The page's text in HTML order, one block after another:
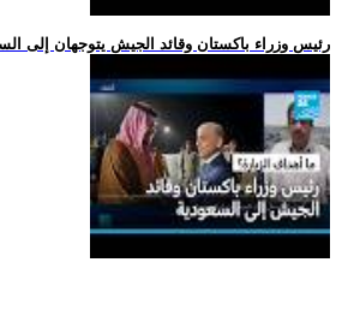
.. رئيس وزراء باكستان وقائد الجيش يتوجهان إلى